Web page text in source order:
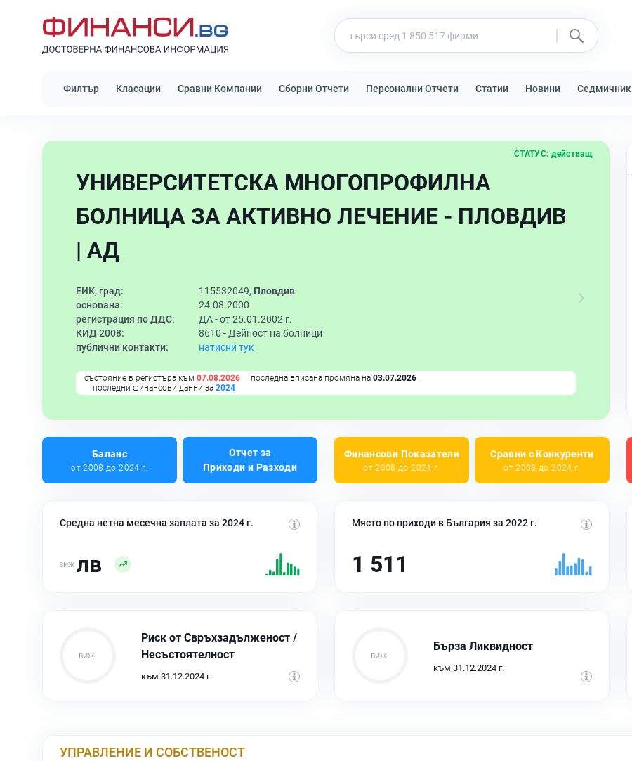
Филтър Класации Сравни Компании Сборни Отчети Персонални Отчети Статии Новини Седмичник
УНИВЕРСИТЕТСКА МНОГОПРОФИЛНА
БОЛНИЦА ЗА АКТИВНО ЛЕЧЕНИЕ - ПЛОВДИВ
| АД
СТАТУС: действащ
ЕИК, град: 115532049, Пловдив
основана:
24.08.2000
регистрация по ДДС:
ДА - от 25.01.2002 г.
КИД 2008:
8610 - Дейност на болници
публични контакти:
натисни тук
състояние в регистъра към 07.08.2026 последна вписана промяна на 03.07.2026
последни финансови данни за 2024
Баланс
от 2008 до 2024 г.
Отчет за
Приходи и Разходи
Финансови Показатели
от 2008 до 2024 г.
Сравни с Конкуренти
от 2008 до 2024 г.
Средна нетна месечна заплата за 2024 г.
лв
Място по приходи в България за 2022 г.
1 511
Риск от Свръхзадълженост /
Несъстоятелност
към 31.12.2024 г.
Бърза Ликвидност
към 31.12.2024 г.
УПРАВЛЕНИЕ И СОБСТВЕНОСТ